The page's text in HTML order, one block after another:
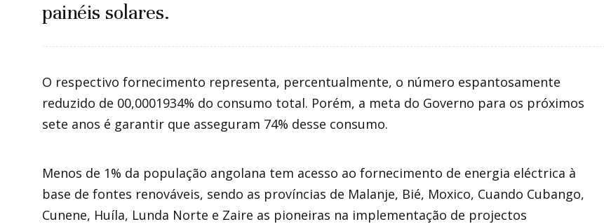
painéis solares.
O respectivo fornecimento representa, percentualmente, o número espantosamente
reduzido de 00,0001934% do consumo total. Porém, a meta do Governo para os próximos
sete anos é garantir que asseguram 74% desse consumo.
Menos de 1% da população angolana tem acesso ao fornecimento de energia eléctrica à
base de fontes renováveis, sendo as províncias de Malanje, Bié, Moxico, Cuando Cubango,
Cunene, Huíla, Lunda Norte e Zaire as pioneiras na implementação de projectos